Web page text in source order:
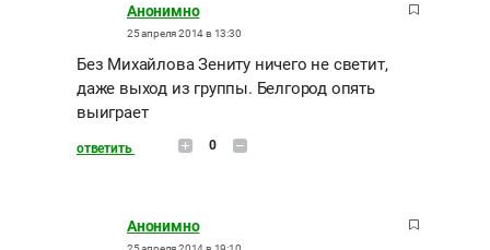
Анонимно
25 апреля 2014 в 13:30
Без Михайлова Зениту ничего не светит,
даже выход из группы. Белгород опять
выиграет
ответить 0
Анонимно